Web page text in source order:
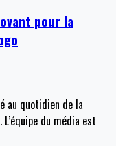
pour la
au quotidien de la
du média est